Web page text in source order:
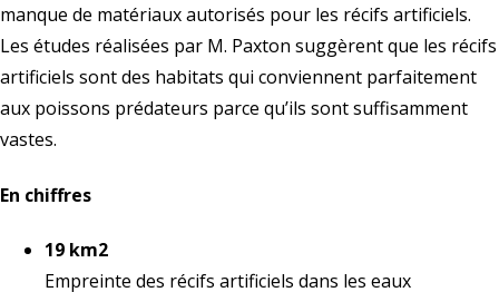
manque de matériaux autorisés pour les récifs artificiels.
Les études réalisées par M. Paxton suggèrent que les récifs
artificiels sont des habitats qui conviennent parfaitement
aux poissons prédateurs parce qu’ils sont suffisamment
vastes.
En chiffres
19 km2
Empreinte des récifs artificiels dans les eaux